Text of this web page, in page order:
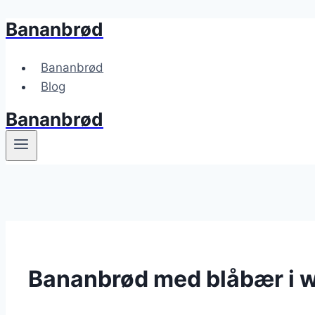
Fortsæt
indhold
Bananbrød
Bananbrød
Blog
Bananbrød
Bananbrød med blåbær i